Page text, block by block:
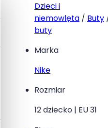
Dzieci i
niemowlęta / Buty
buty
Marka
Nike
Rozmiar
12 dziecko | EU 31